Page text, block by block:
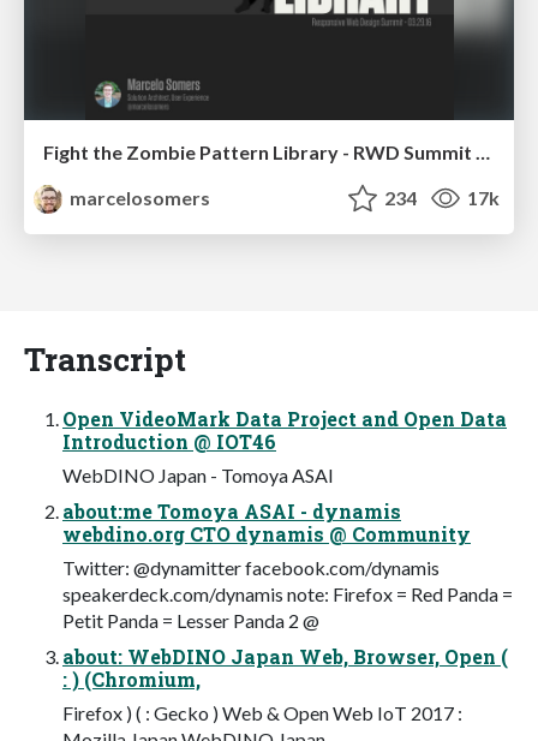
marcelosomers
234 17k
Transcript
Open VideoMark Data Project and Open Data
Introduction @ IOT46
WebDINO Japan - Tomoya ASAI
about:me Tomoya ASAI - dynamis
webdino.org CTO dynamis @ Community
Twitter: @dynamitter facebook.com/dynamis
speakerdeck.com/dynamis note: Firefox = Red Panda =
Petit Panda = Lesser Panda 2 @
about: WebDINO Japan Web, Browser, Open (
: ) (Chromium,
Firefox ) ( : Gecko ) Web & Open Web IoT 2017 :